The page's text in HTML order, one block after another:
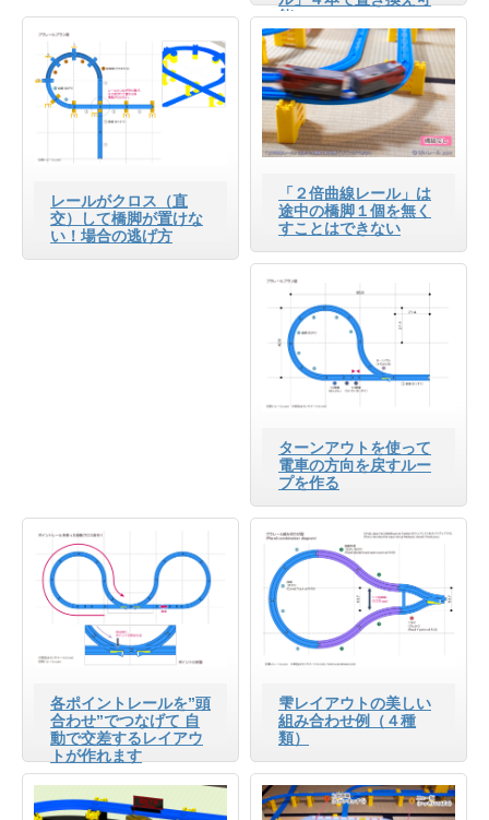
能
レールがクロス（直
交）して橋脚が置けな
い！場合の逃げ方
「２倍曲線レール」は
途中の橋脚１個を無く
すことはできない
ターンアウトを使って
電車の方向を戻すルー
プを作る
各ポイントレールを”頭
合わせ”でつなげて 自
動で交差するレイアウ
トが作れます
雫レイアウトの美しい
組み合わせ例（４種
類）